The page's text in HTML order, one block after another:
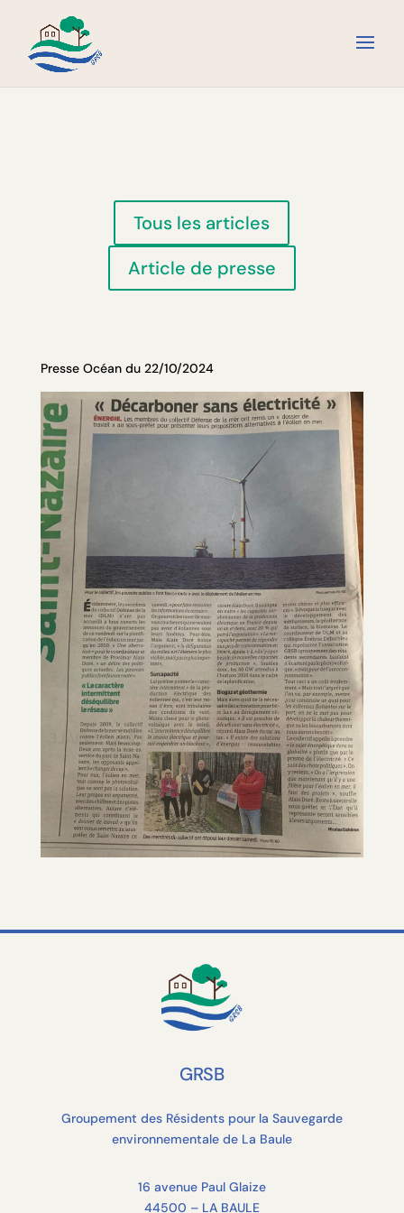
Tous les articles
Article de presse
Presse Océan du 22/10/2024
GRSB
Groupement des Résidents pour la Sauvegarde
environnementale de La Baule
16 avenue Paul Glaize
44500 – LA BAULE